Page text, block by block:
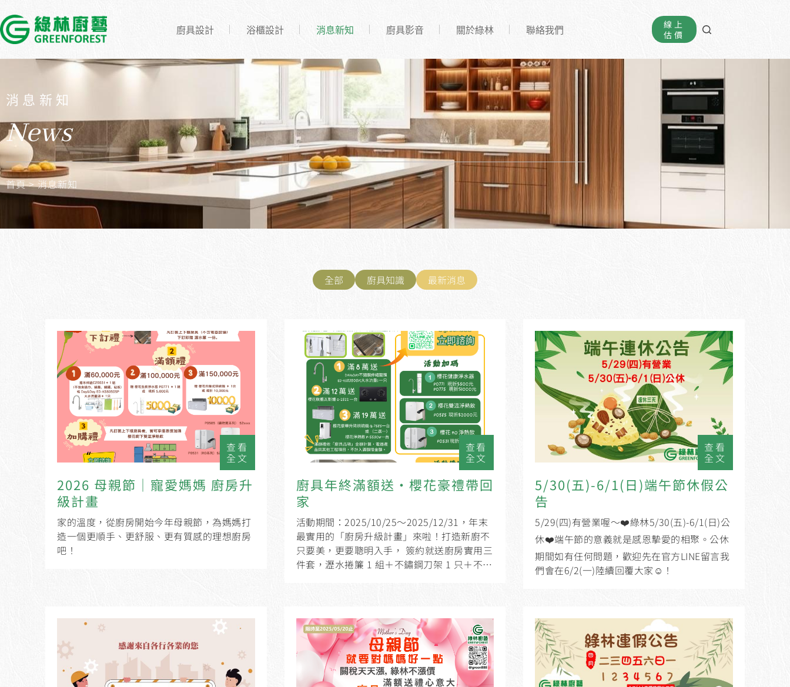
廚具設計 浴櫃設計 消息新知 廚具影音 關於綠林 聯絡我們
線上
估價
消息新知
News
首頁> 消息新知
廚具知識 最新消息
全部
查看
全文
2026 母親節｜寵愛媽媽 廚房升
級計畫
家的溫度，從廚房開始今年母親節，為媽媽打
造一個更順手、更舒服、更有質感的理想廚房
吧！
查看
全文
廚具年終滿額送・櫻花豪禮帶回
家
活動期間：2025/10/25～2025/12/31，年末
最實用的「廚房升級計畫」來啦！打造新廚不
只要美，更要聰明入手， 簽約就送廚房實用三
件套，瀝水捲簾 1 組＋不鏽鋼刀架 1 只＋不鏽
查看
全文
5/30(五)-6/1(日)端午節休假公
告
5/29(四)有營業喔～❤️綠林5/30(五)-6/1(日)公
休❤️端午節的意義就是感恩摯愛的相聚。公休
期間如有任何問題，歡迎先在官方LINE留言我
們會在6/2(一)陸續回覆大家☺️！